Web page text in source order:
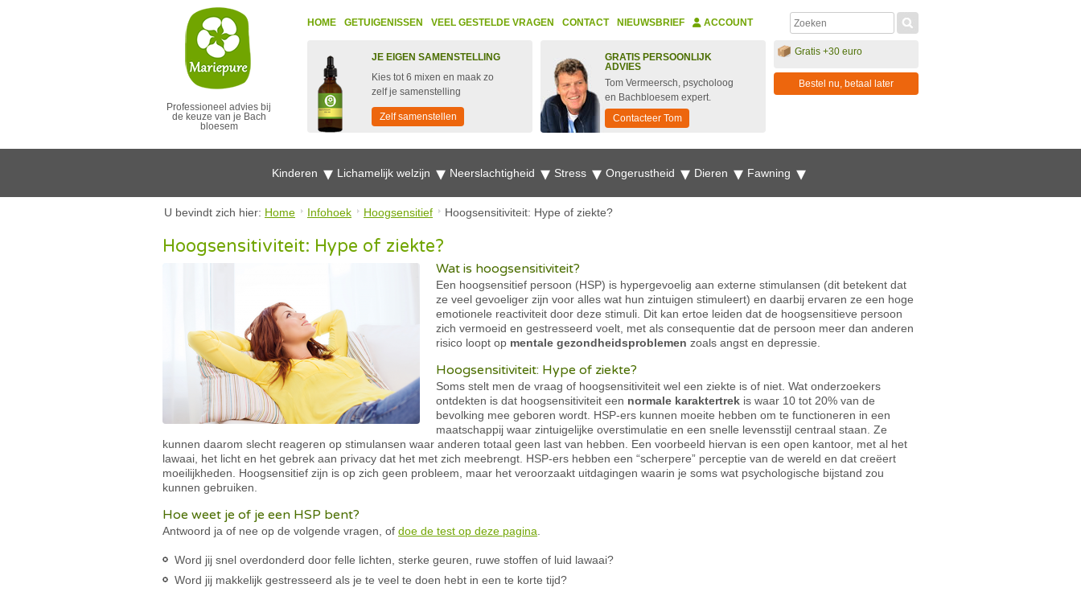
Professioneel advies bij
de keuze van je Bach
bloesem
HOME GETUIGENISSEN VEEL GESTELDE VRAGEN CONTACT NIEUWSBRIEF ACCOUNT
JE EIGEN SAMENSTELLING
Kies tot 6 mixen en maak zo
zelf je samenstelling
Zelf samenstellen
GRATIS PERSOONLIJK
ADVIES
Tom Vermeersch, psycholoog
en Bachbloesem expert.
Contacteer Tom
Gratis +30 euro
Bestel nu, betaal later
Kinderen Lichamelijk welzijn Neerslachtigheid Stress Ongerustheid Dieren Fawning
U bevindt zich hier: Home Infohoek Hoogsensitief Hoogsensitiviteit: Hype of ziekte?
Hoogsensitiviteit: Hype of ziekte?
Wat is hoogsensitiviteit?
Een hoogsensitief persoon (HSP) is hypergevoelig aan externe stimulansen (dit betekent dat
ze veel gevoeliger zijn voor alles wat hun zintuigen stimuleert) en daarbij ervaren ze een hoge
emotionele reactiviteit door deze stimuli. Dit kan ertoe leiden dat de hoogsensitieve persoon
zich vermoeid en gestresseerd voelt, met als consequentie dat de persoon meer dan anderen
risico loopt op mentale gezondheidsproblemen zoals angst en depressie.
Hoogsensitiviteit: Hype of ziekte?
Soms stelt men de vraag of hoogsensitiviteit wel een ziekte is of niet. Wat onderzoekers
ontdekten is dat hoogsensitiviteit een normale karaktertrek is waar 10 tot 20% van de
bevolking mee geboren wordt. HSP-ers kunnen moeite hebben om te functioneren in een
maatschappij waar zintuigelijke overstimulatie en een snelle levensstijl centraal staan. Ze
kunnen daarom slecht reageren op stimulansen waar anderen totaal geen last van hebben. Een voorbeeld hiervan is een open kantoor, met al het
lawaai, het licht en het gebrek aan privacy dat het met zich meebrengt. HSP-ers hebben een “scherpere” perceptie van de wereld en dat creëert
moeilijkheden. Hoogsensitief zijn is op zich geen probleem, maar het veroorzaakt uitdagingen waarin je soms wat psychologische bijstand zou
kunnen gebruiken.
Hoe weet je of je een HSP bent?
Antwoord ja of nee op de volgende vragen, of doe de test op deze pagina
Word jij snel overdonderd door felle lichten, sterke geuren, ruwe stoffen of luid lawaai?
Word jij makkelijk gestresseerd als je te veel te doen hebt in een te korte tijd?